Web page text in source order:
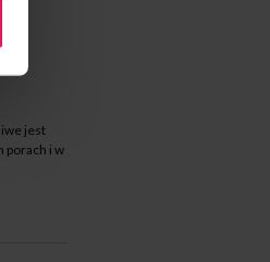
jest
porach i w